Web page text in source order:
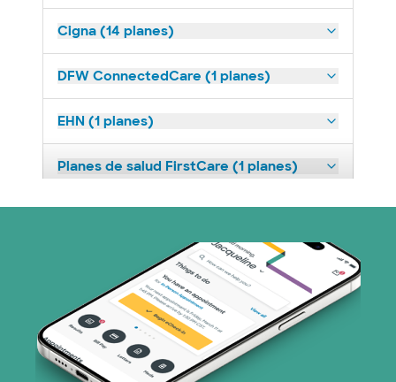
Cigna (14 planes)
DFW ConnectedCare (1 planes)
EHN (1 planes)
Planes de salud FirstCare (1 planes)
HealthSmart (2 planes)
Humana (9 planes)
Imagine Health (1 planes)
Independent Medical Systems (1 plans)